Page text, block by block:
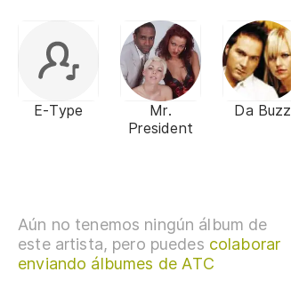
E-Type
Mr.
President
Da Buzz
Aún no tenemos ningún álbum de
este artista, pero puedes colaborar
enviando álbumes de ATC